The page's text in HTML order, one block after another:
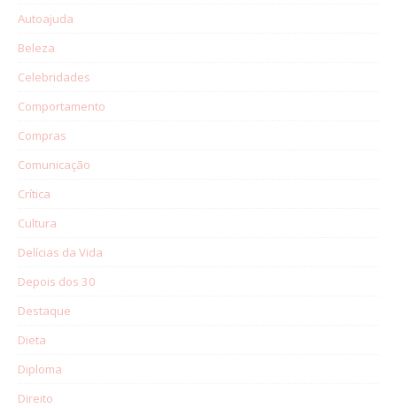
Autoajuda
Beleza
Celebridades
Comportamento
Compras
Comunicação
Crítica
Cultura
Delícias da Vida
Depois dos 30
Destaque
Dieta
Diploma
Direito